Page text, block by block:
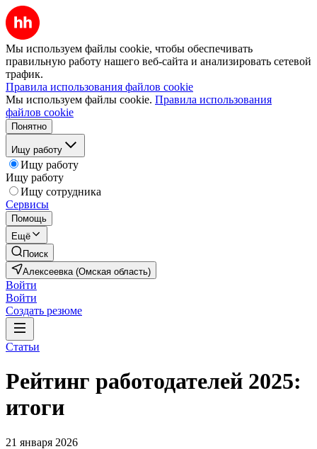
Мы используем файлы cookie, чтобы обеспечивать
правильную работу нашего веб-сайта и анализировать сетевой
трафик.
Правила использования файлов cookie
Мы используем файлы cookie. Правила использования
файлов cookie
Понятно
Ищу работу
Ищу работу
Ищу работу
Ищу сотрудника
Сервисы
Помощь
Ещё
Поиск
Алексеевка (Омская область)
Войти
Войти
Создать резюме
Статьи
Рейтинг работодателей 2025:
итоги
21 января 2026